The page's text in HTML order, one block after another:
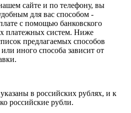
сайте и по телефону, вы
для вас способом -
с помощью банковского
платежных систем. Ниже
предлагаемых способов
иного способа зависит от
в российских рублях, и к
российские рубли.